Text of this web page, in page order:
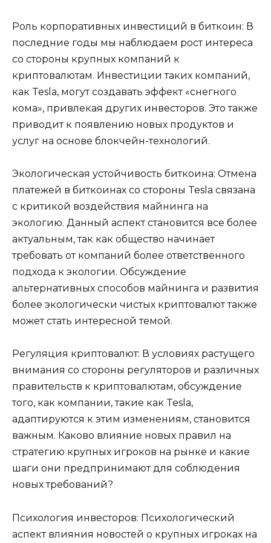
Роль корпоративных инвестиций в биткоин: В
последние годы мы наблюдаем рост интереса
со стороны крупных компаний к
криптовалютам. Инвестиции таких компаний,
как Tesla, могут создавать эффект «снегного
кома», привлекая других инвесторов. Это также
приводит к появлению новых продуктов и
услуг на основе блокчейн-технологий.
Экологическая устойчивость биткоина: Отмена
платежей в биткоинах со стороны Tesla связана
с критикой воздействия майнинга на
экологию. Данный аспект становится все более
актуальным, так как общество начинает
требовать от компаний более ответственного
подхода к экологии. Обсуждение
альтернативных способов майнинга и развития
более экологически чистых криптовалют также
может стать интересной темой.
Регуляция криптовалют: В условиях растущего
внимания со стороны регуляторов и различных
правительств к криптовалютам, обсуждение
того, как компании, такие как Tesla,
адаптируются к этим изменениям, становится
важным. Каково влияние новых правил на
стратегию крупных игроков на рынке и какие
шаги они предпринимают для соблюдения
новых требований?
Психология инвесторов: Психологический
аспект влияния новостей о крупных игроках на